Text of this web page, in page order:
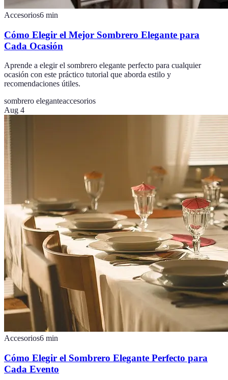
Accesorios6 min
Cómo Elegir el Mejor Sombrero Elegante para
Cada Ocasión
Aprende a elegir el sombrero elegante perfecto para cualquier
ocasión con este práctico tutorial que aborda estilo y
recomendaciones útiles.
sombrero eleganteaccesorios
Aug 4
Accesorios6 min
Cómo Elegir el Sombrero Elegante Perfecto para
Cada Evento